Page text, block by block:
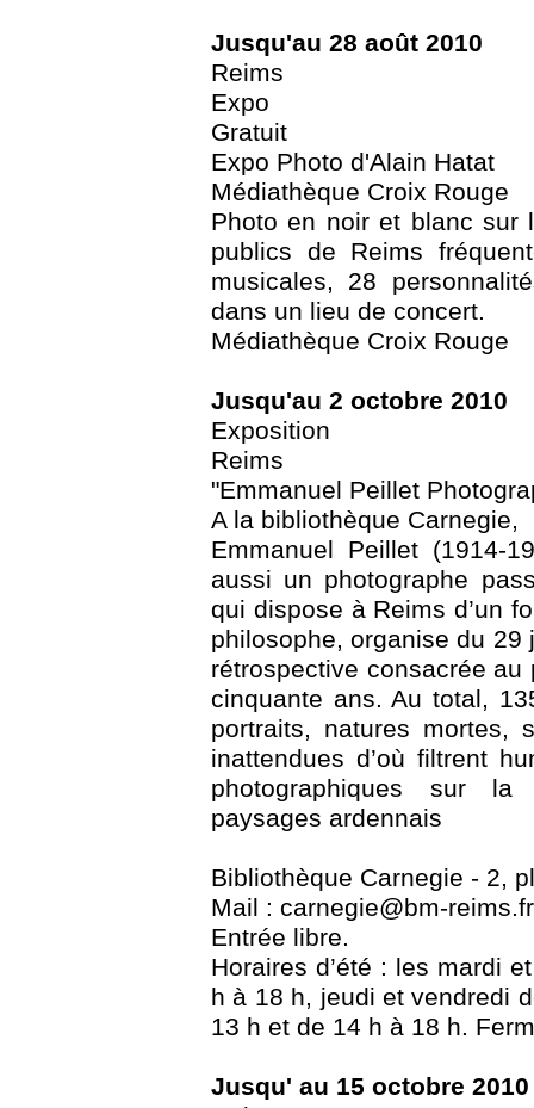
Jusqu'au 28 août 2010
Reims
Expo
Gratuit
Expo Photo d'Alain Hatat
Médiathèque Croix Rouge
Photo en noir et blanc sur
publics de Reims
musicales, 28
dans un lieu de concert.
Médiathèque Croix Rouge
Jusqu'au 2 octobre 2010
Exposition
Reims
"Emmanuel Peillet
A la bibliothèque Carnegie,
Emmanuel Peillet (1914-
aussi un photographe
qui dispose à Reims d’un
philosophe, organise du
rétrospective consacrée
cinquante ans. Au total,
portraits, natures mortes,
inattendues d’où filtrent
photographiques sur la
paysages ardennais
Bibliothèque Carnegie - 2,
Mail : carnegie@bm-
Entrée libre.
Horaires d’été : les mardi
h à 18 h, jeudi et vendredi
13 h et de 14 h à 18 h.
Jusqu' au 15 octobre 2010